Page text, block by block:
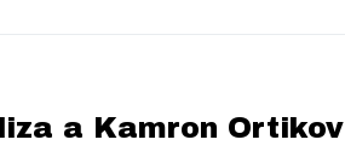
a Kamron Ortikov